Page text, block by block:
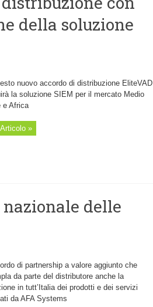
della soluzione
nuovo accordo di distribuzione EliteVAD
la soluzione SIEM per il mercato Medio
e Africa
»
delle
di partnership a valore aggiunto che
da parte del distributore anche la
in tutt’Italia dei prodotti e dei servizi
da AFA Systems